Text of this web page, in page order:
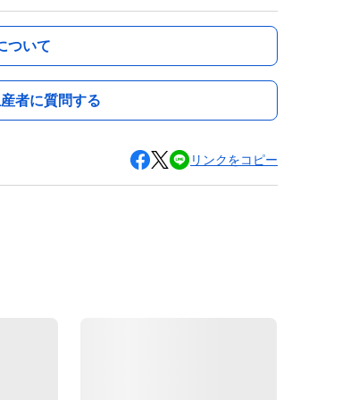
ついて
者に質問する
リンクをコピー